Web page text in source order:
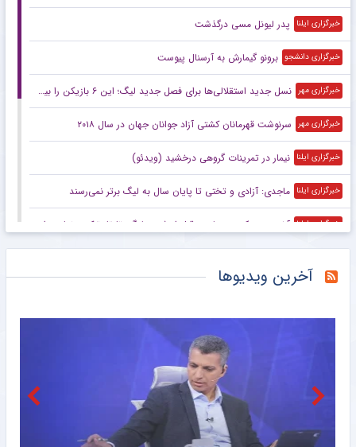
خبرگزاری ایلنا پدر لیونل مسی درگذشت
خبرگزاری دانشجو برونو گیمارش به آرسنال پیوست
خبرگزاری مهر نسل جدید استقلالی‌ها برای فصل جدید لیگ؛ این ۶ بازیکن را بیشتر بشناسید
خبرگزاری مهر سرنوشت قهرمانان کشتی آزاد جوانان جهان در سال ۲۰۱۸
خبرگزاری ایلنا نیمار در تمرینات گروهی درخشید (ویدئو)
خبرگزاری ایلنا ماجدی: آزادی و تختی تا پایان سال به لیگ برتر نمی‌رسند
خبرگزاری ایلنا آخرین محک پرسپولیس قبل از شروع لیگ؛ تارتار ترکیب نهایی را آزمایش می‌کند
تهدیدهای هولناک در جام جهانی
مشرق نیوز خوشبینی بارسلونا به عملی شدن انتقال رودری
مدافع بارسلونا راهی لیورپول می شود/ راهکار جدید برای جذب رودری
آخرین ویدیوها